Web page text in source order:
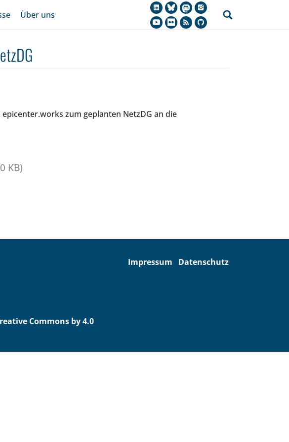
Über uns
zum geplanten NetzDG an die
KB)
Impressum Datenschutz
Commons by 4.0